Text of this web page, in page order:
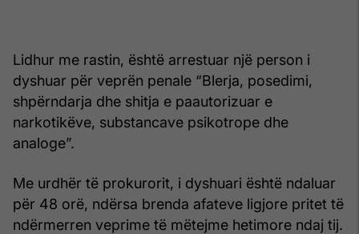
Lidhur me rastin, është arrestuar një person i
dyshuar për veprën penale “Blerja, posedimi,
shpërndarja dhe shitja e paautorizuar e
narkotikëve, substancave psikotrope dhe
analoge”.
Me urdhër të prokurorit, i dyshuari është ndaluar
për 48 orë, ndërsa brenda afateve ligjore pritet të
ndërmerren veprime të mëtejme hetimore ndaj tij.